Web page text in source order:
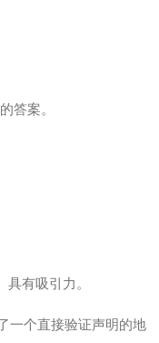
答案。
具有吸引力。
一个直接验证声明的地